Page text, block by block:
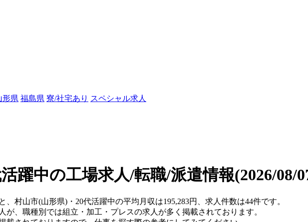
形県 福島県 寮/社宅あり スペシャル求人
躍中の工場求人/転職/派遣情報(2026/08/
、村山市(山形県)・20代活躍中の平均月収は195,283円、求人件数は44件です。
が、職種別では組立・加工・プレスの求人が多く掲載されております。